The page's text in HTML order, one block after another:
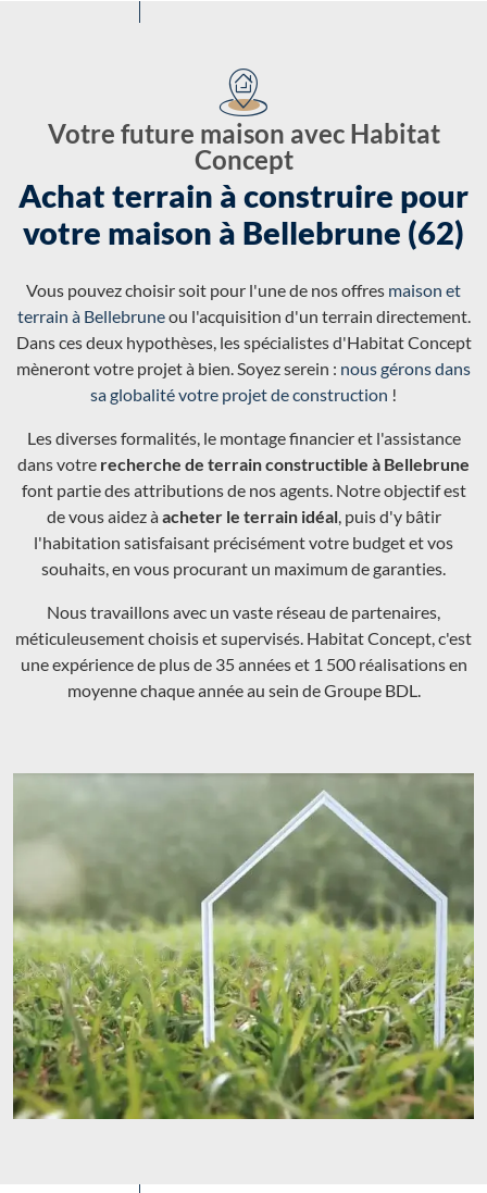
Votre future maison avec Habitat
Concept
Achat terrain à construire pour
votre maison à Bellebrune (62)
Vous pouvez choisir soit pour l'une de nos offres maison et
terrain à Bellebruneou l'acquisition d'un terrain directement.
Dans ces deux hypothèses, les spécialistes d'Habitat Concept
mèneront votre projet à bien. Soyez serein : nous gérons dans
sa globalité votre projet de construction !
Les diverses formalités, le montage financier et l'assistance
dans votre recherche de terrain constructible à Bellebrune
font partie des attributions de nos agents. Notre objectif est
de vous aidez àacheter le terrain idéal, puis d'y bâtir
l'habitation satisfaisant précisément votre budget et vos
souhaits, en vous procurant un maximum de garanties.
Nous travaillons avec un vaste réseau de partenaires,
méticuleusement choisis et supervisés. Habitat Concept, c'est
une expérience de plus de 35 années et 1 500 réalisations en
moyenne chaque année au sein de Groupe BDL.